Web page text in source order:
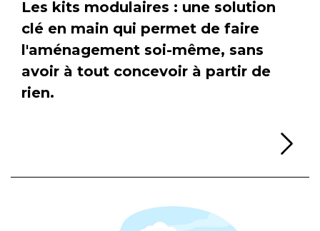
Les kits modulaires : une solution
clé en main qui permet de faire
l'aménagement soi-même, sans
avoir à tout concevoir à partir de
rien.